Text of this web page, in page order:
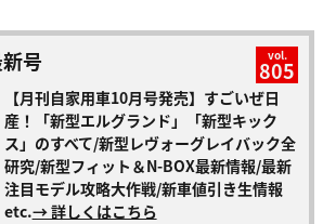
号 vol.
805
【月刊自家用車10月号発売】すごいぜ日
産！「新型エルグランド」「新型キック
ス」のすべて/新型レヴォーグレイバック全
研究/新型フィット＆N-BOX最新情報/最新
注目モデル攻略大作戦/新車値引き生情報
etc.→ 詳しくはこちら